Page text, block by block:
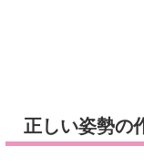
引用元：
https://seitai-